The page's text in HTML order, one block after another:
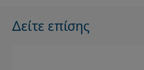
Δείτε επίσης